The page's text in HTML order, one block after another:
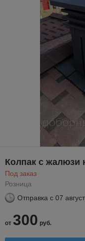
Колпак с жалюзи
Под заказ
Розница
Отправка с 07
от 300 руб.